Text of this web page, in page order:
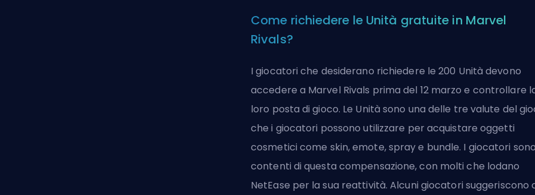
Come richiedere le Unità gratuite in Marvel
Rivals?
I giocatori che desiderano richiedere le 200 Unità devono
accedere a Marvel Rivals prima del 12 marzo e controllare
loro posta di gioco. Le Unità sono una delle tre valute del
che i giocatori possono utilizzare per acquistare oggetti
cosmetici come skin, emote, spray e bundle. I giocatori
contenti di questa compensazione, con molti che lodano
NetEase per la sua reattività. Alcuni giocatori suggeriscono